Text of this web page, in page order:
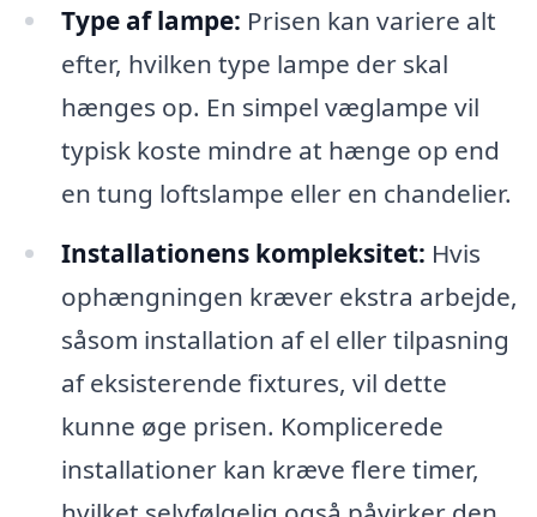
Type af lampe: Prisen kan variere alt
efter, hvilken type lampe der skal
hænges op. En simpel væglampe vil
typisk koste mindre at hænge op end
en tung loftslampe eller en chandelier.
Installationens kompleksitet: Hvis
ophængningen kræver ekstra arbejde,
såsom installation af el eller tilpasning
af eksisterende fixtures, vil dette
kunne øge prisen. Komplicerede
installationer kan kræve flere timer,